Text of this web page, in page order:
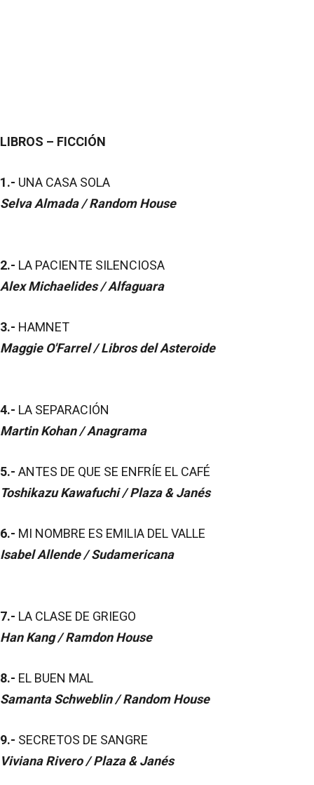
LIBROS – FICCIÓN
1.- UNA CASA SOLA
Selva Almada / Random House
2.- LA PACIENTE SILENCIOSA
Alex Michaelides / Alfaguara
3.- HAMNET
Maggie O'Farrel / Libros del Asteroide
4.- LA SEPARACIÓN
Martin Kohan / Anagrama
5.- ANTES DE QUE SE ENFRÍE EL CAFÉ
Toshikazu Kawafuchi / Plaza & Janés
6.- MI NOMBRE ES EMILIA DEL VALLE
Isabel Allende / Sudamericana
7.- LA CLASE DE GRIEGO
Han Kang / Ramdon House
8.- EL BUEN MAL
Samanta Schweblin / Random House
9.- SECRETOS DE SANGRE
Viviana Rivero / Plaza & Janés